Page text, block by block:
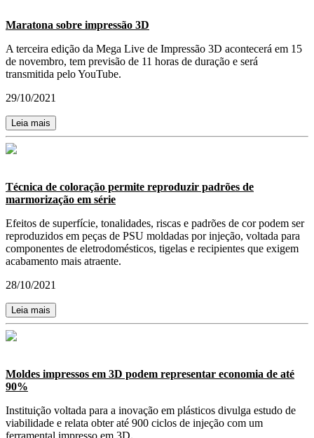
Maratona sobre impressão 3D
A terceira edição da Mega Live de Impressão 3D acontecerá em 15
de novembro, tem previsão de 11 horas de duração e será
transmitida pelo YouTube.
29/10/2021
Leia mais
Técnica de coloração permite reproduzir padrões de
marmorização em série
Efeitos de superfície, tonalidades, riscas e padrões de cor podem ser
reproduzidos em peças de PSU moldadas por injeção, voltada para
componentes de eletrodomésticos, tigelas e recipientes que exigem
acabamento mais atraente.
28/10/2021
Leia mais
Moldes impressos em 3D podem representar economia de até
90%
Instituição voltada para a inovação em plásticos divulga estudo de
viabilidade e relata obter até 900 ciclos de injeção com um
ferramental impresso em 3D.